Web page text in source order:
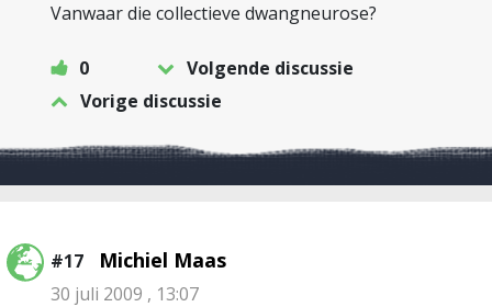
Vanwaar die collectieve dwangneurose?
0
Volgende discussie
Vorige discussie
#17 Michiel Maas
30 juli 2009 , 13:07